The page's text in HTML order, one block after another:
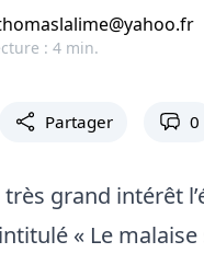
: 4 min.
Partager 0
très grand intérêt
« Le